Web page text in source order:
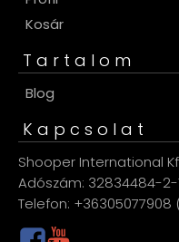
Kosár
Tartalom
Blog
Kapcsolat
Shooper International
Adószám: 32834484-2-
Telefon: +36305077908